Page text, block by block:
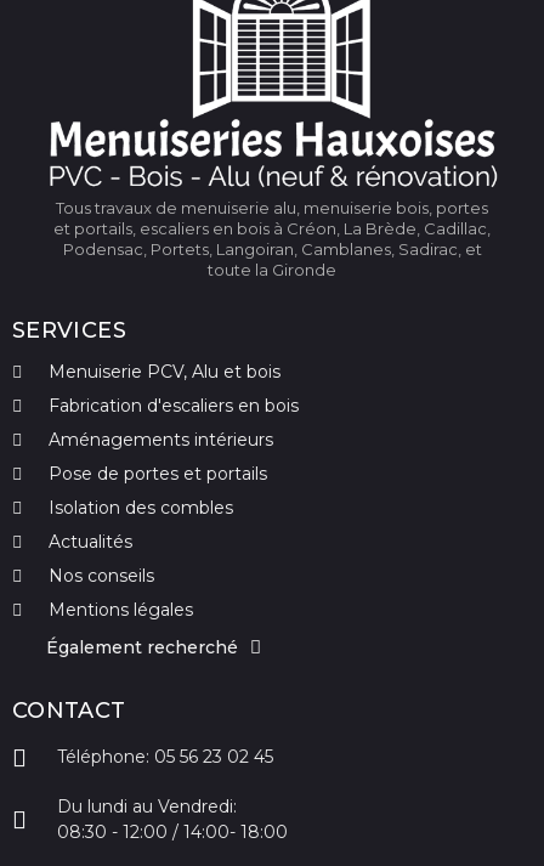
Tous travaux de menuiserie alu, menuiserie bois, portes
et portails, escaliers en bois à Créon, La Brède, Cadillac,
Podensac, Portets, Langoiran, Camblanes, Sadirac, et
toute la Gironde
SERVICES
Menuiserie PCV, Alu et bois
Fabrication d'escaliers en bois
Aménagements intérieurs
Pose de portes et portails
Isolation des combles
Actualités
Nos conseils
Mentions légales
Également recherché
CONTACT
Téléphone: 05 56 23 02 45
Du lundi au Vendredi:
08:30 - 12:00 / 14:00- 18:00